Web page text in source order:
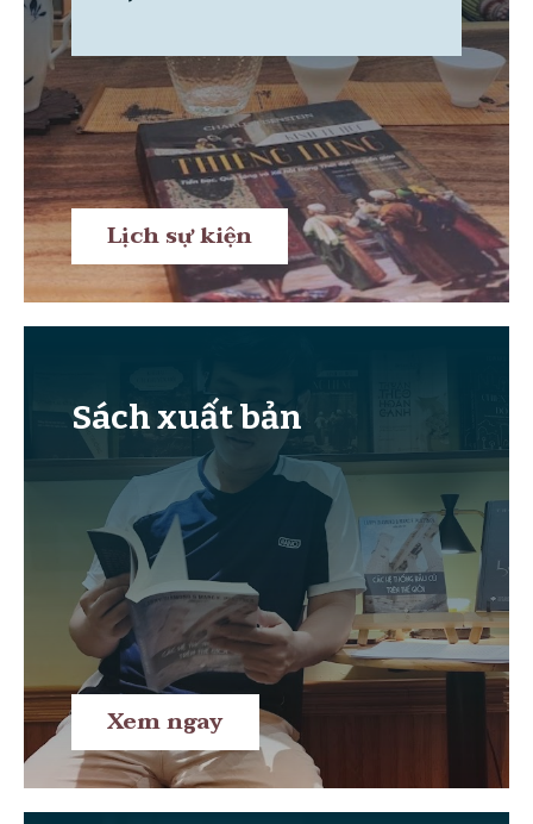
Lịch sự kiện
Sách xuất bản
Xem ngay